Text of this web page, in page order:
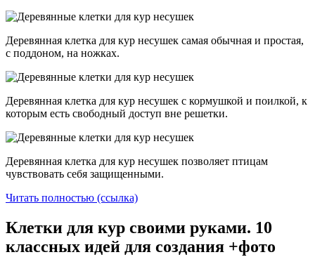
Деревянная клетка для кур несушек самая обычная и простая,
с поддоном, на ножках.
Деревянная клетка для кур несушек с кормушкой и поилкой, к
которым есть свободный доступ вне решетки.
Деревянная клетка для кур несушек позволяет птицам
чувствовать себя защищенными.
Читать полностью (ссылка)
Клетки для кур своими руками. 10
классных идей для создания +фото